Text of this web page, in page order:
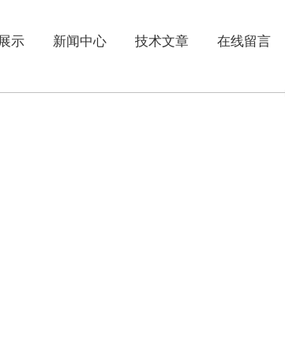
示 新闻中心 技术文章 在线留言